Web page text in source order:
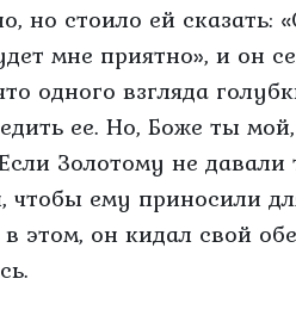
но стоило ей сказать:
мне приятно», и он
одного взгляда
ее. Но, Боже ты
Золотому не давали
чтобы ему приносили
этом, он кидал свой